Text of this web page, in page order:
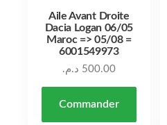
Aile Avant Droite
Dacia Logan 06/05
Maroc => 05/08 =
6001549973
500.00 د.م.
Commander